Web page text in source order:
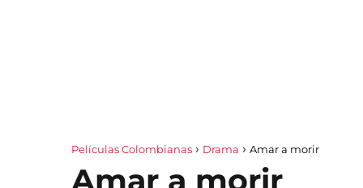
Películas Colombianas Drama Amar a morir
Amar a morir